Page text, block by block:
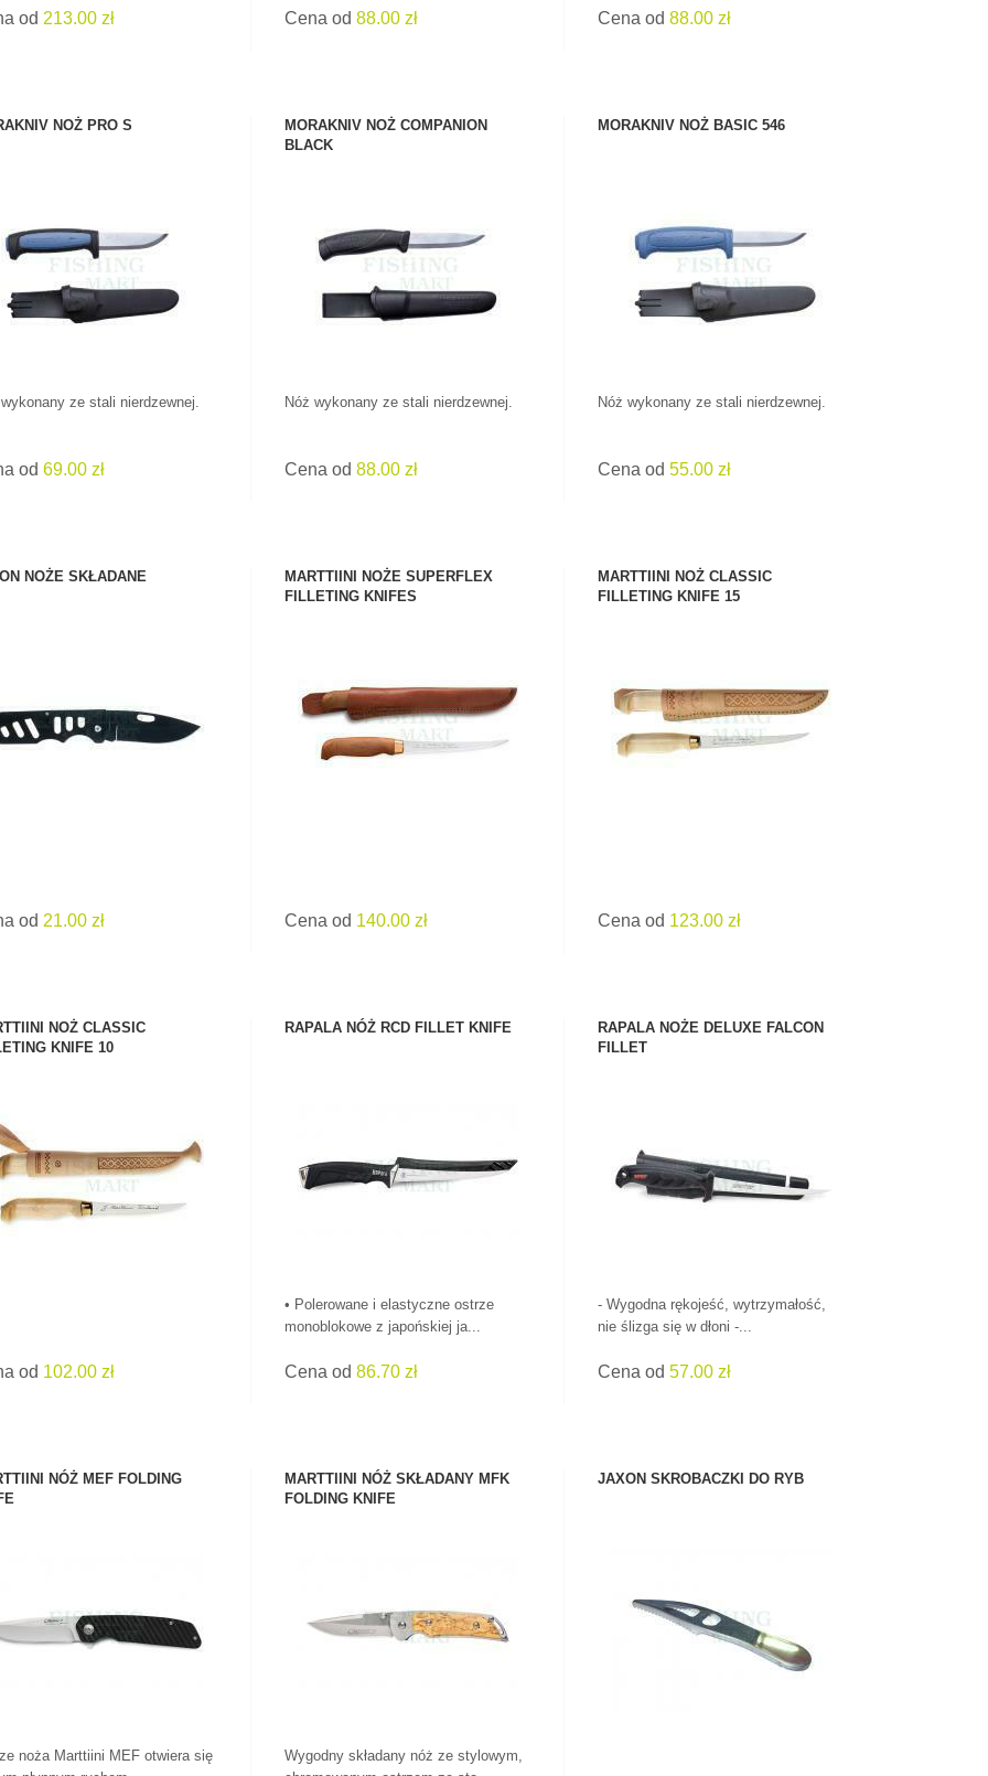
od 213.00 zł Cena od 88.00 zł Cena od88.00 zł
NOŻ PRO S
ZOBACZ PRODUKT
ze stali nierdzewnej.
od 69.00 zł
MORAKNIV NOŻ COMPANION
BLACK
ZOBACZ PRODUKT
Nóż wykonany ze stali nierdzewnej.
Cena od 88.00 zł
MORAKNIV NOŻ BASIC 546
ZOBACZ PRODUKT
Nóż wykonany ze stali nierdzewnej.
Cena od55.00 zł
NOŻE SKŁADANE
od 21.00 zł
MARTTIINI NOŻE SUPERFLEX
FILLETING KNIFES
ZOBACZ PRODUKT
Cena od 140.00 zł
MARTTIINI NOŻ CLASSIC
FILLETING KNIFE 15
ZOBACZ PRODUKT
Cena od 123.00 zł
NOŻ CLASSIC
KNIFE 10
od 102.00 zł
RAPALA NÓŻ RCD FILLET KNIFE
• Polerowane i elastyczne ostrze
monoblokowe z japońskiej ja...
Cena od 86.70 zł
RAPALA NOŻE DELUXE FALCON
FILLET
- Wygodna rękojeść, wytrzymałość,
nie ślizga się w dłoni -...
Cena od57.00 zł
NÓŻ MEF FOLDING
noża Marttiini MEF otwiera się
MARTTIINI NÓŻ SKŁADANY MFK
FOLDING KNIFE
Wygodny składany nóż ze stylowym,
JAXON SKROBACZKI DO RYB